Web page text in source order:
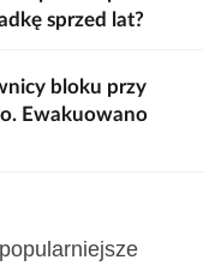
sprzed lat?
bloku przy
Ewakuowano